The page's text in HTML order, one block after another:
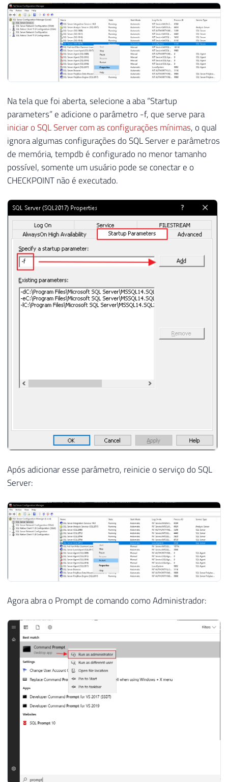
Na tela que foi aberta, selecione a aba “Startup
parameters” e adicione o parâmetro -f, que serve para
iniciar o SQL Server com as configurações mínimas, o qual
ignora algumas configurações do SQL Server e parâmetros
de memória, tempdb é configurado no menor tamanho
possível, somente um usuário pode se conectar e o
CHECKPOINT não é executado.
Após adicionar esse parâmetro, reinicie o serviço do SQL
Server:
Agora abra o Prompt de comando como Administrador: